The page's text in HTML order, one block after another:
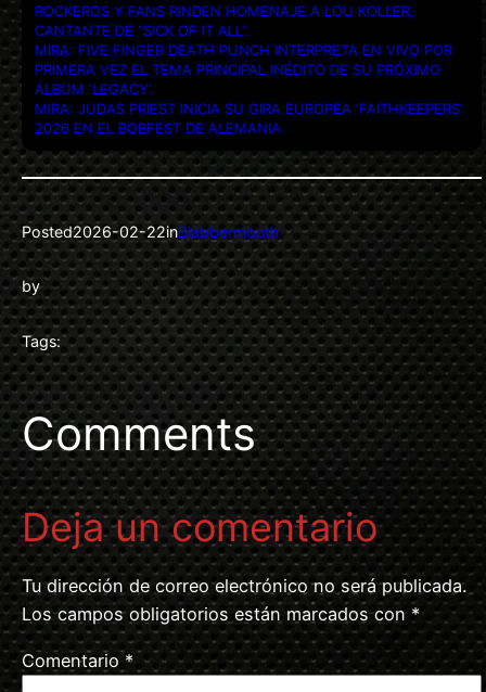
ROCKEROS Y FANS RINDEN HOMENAJE A LOU KOLLER,
CANTANTE DE “SICK OF IT ALL”.
MIRA: FIVE FINGER DEATH PUNCH INTERPRETA EN VIVO POR
PRIMERA VEZ EL TEMA PRINCIPAL INÉDITO DE SU PRÓXIMO
ÁLBUM ‘LEGACY’.
MIRA: JUDAS PRIEST INICIA SU GIRA EUROPEA ‘FAITHKEEPERS’
2026 EN EL BOBFEST DE ALEMANIA.
Posted2026-02-22inBlabbermouth
by
Tags:
Comments
Deja un comentario
Tu dirección de correo electrónico no será publicada.
Los campos obligatorios están marcados con *
Comentario*